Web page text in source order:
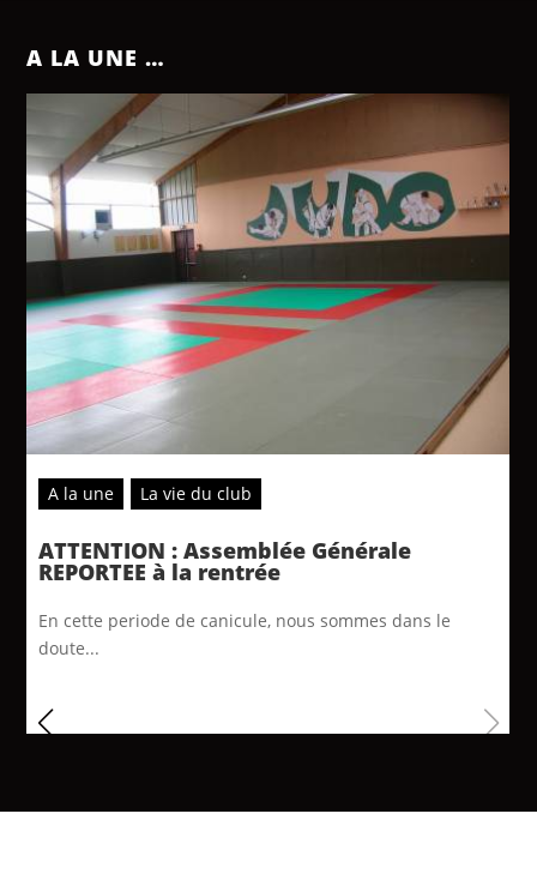
A LA UNE …
A la une La vie du club
ATTENTION : Assemblée Générale
REPORTEE à la rentrée
En cette periode de canicule, nous sommes dans le
doute...